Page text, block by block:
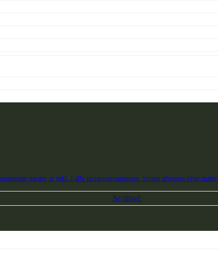
gæster er inkl. i alle turistovernatninger. Strøm afregnes efter måler
Se tilbud.